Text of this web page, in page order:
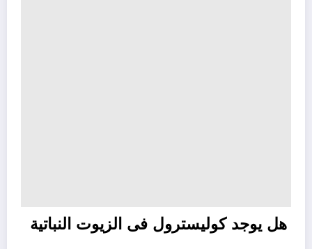
هل يوجد كوليسترول فى الزيوت النباتية